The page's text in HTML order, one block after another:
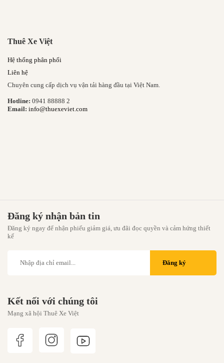
Thuê Xe Việt
Hệ thống phân phối
Liên hệ
Chuyên cung cấp dịch vụ vận tải hàng đầu tại Việt Nam.
Hotline: 0941 88888 2
Email: info@thuexeviet.com
Đăng ký nhận bản tin
Đăng ký ngay để nhận phiếu giảm giá, ưu đãi đọc quyền và cảm hứng thiết
kế
Đăng ký
Kết nối với chúng tôi
Mạng xã hội Thuê Xe Việt